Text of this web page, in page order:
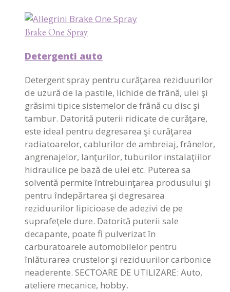
Brake One Spray
Detergenti auto
Detergent spray pentru curăţarea reziduurilor
de uzură de la pastile, lichide de frână, ulei şi
grăsimi tipice sistemelor de frână cu disc şi
tambur. Datorită puterii ridicate de curăţare,
este ideal pentru degresarea şi curăţarea
radiatoarelor, cablurilor de ambreiaj, frânelor,
angrenajelor, lanţurilor, tuburilor instalaţiilor
hidraulice pe bază de ulei etc. Puterea sa
solventă permite întrebuinţarea produsului şi
pentru îndepărtarea şi degresarea
reziduurilor lipicioase de adezivi de pe
suprafeţele dure. Datorită puterii sale
decapante, poate fi pulverizat în
carburatoarele automobilelor pentru
înlăturarea crustelor şi reziduurilor carbonice
neaderente. SECTOARE DE UTILIZARE: Auto,
ateliere mecanice, hobby.